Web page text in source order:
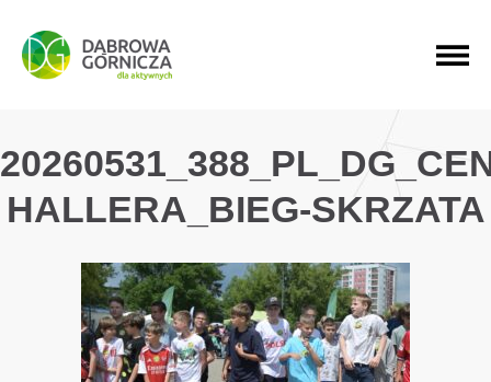
PRZEJDŹ DO MENU GŁÓWNEGO
PRZEJDŹ DO WYSZUKIWARKI
PRZEJDŹ DO TREŚCI
HALLERA_BIEG-SKRZATA